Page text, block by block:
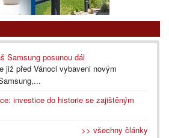
Samsung posunou dál
již před Vánoci vybaveni novým
investice do historie se zajištěným
>> všechny články